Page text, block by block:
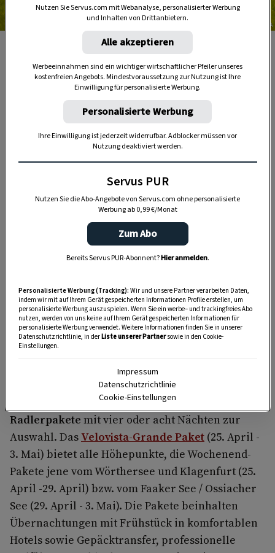
Foto: PSB MEDIA
Erfahrene Radguides führen einen charmant entlang der
gesamten Velovista-Strecke.
Auf autofreien Routen durch Kärnten radeln
Der Auftakt von Velovista setzt ein starkes
Zeichen:Ein autofreier Tag am Wörthersee
eine abwechslungsreiche Entdeckungsreise
Seenschleife startet. Im zweiten Teil spannt
Velovista den Bogen weiter: Von Klagenfurt
beziehungsweise vom türkisfarbenen Faaker See
aus führt die Route entlang des Alpe-Adria-
slowenischen Planica. Den stimmungsvollen
Abschluss bildet eine Fahrt rund um den
ebenfalls autofreien Ossiacher See – ein Finale,
das Naturerlebnis und entschleunigtes
Radfahren eindrucksvoll verbindet.
Für die Teilnahme an Velovista gibt es von
Kärnten Radreisendrei attraktive
Radlerpakete mit vier oder acht Nächten zur
Auswahl. DasVelovista-Grande Paket (25. April -
3. Mai) bietet alle Höhepunkte, die Wochenend-
Pakete jene vom Wörthersee und Klagenfurt (25.
April -29. April) bzw. vom Faaker See / Ossiacher
See (29. April - 3. Mai). Die Pakete beinhalten
Übernachtungen mit Frühstück in komfortablen
Hotels sowie Gepäcktransfer, professionelle
Nutzen Sie Servus.com mit Webanalyse, personalisierter Werbung
und Inhalten von Drittanbietern.
Alle akzeptieren
Werbeeinnahmen sind ein wichtiger wirtschaftlicher Pfeiler unseres
kostenfreien Angebots. Mindestvoraussetzung zur Nutzung ist Ihre
Einwilligung für personalisierte Werbung.
Personalisierte Werbung
Ihre Einwilligung ist jederzeit widerrufbar. Adblocker müssen vor
Nutzung deaktiviert werden.
Servus PUR
Nutzen Sie die Abo-Angebote von Servus.com ohne personalisierte
Werbung ab 0,99 €/Monat
Zum Abo
Bereits Servus PUR-Abonnent?Hier anmelden.
Personalisierte Werbung (Tracking): Wir und unsere Partner verarbeiten Daten,
indem wir mit auf Ihrem Gerät gespeicherten Informationen Profile erstellen, um
personalisierte Werbung auszuspielen. Wenn Sie ein werbe– und trackingfreies Abo
nutzen, werden von uns keine auf Ihrem Gerät gespeicherten Informationen für
personalisierte Werbung verwendet. Weitere Informationen finden Sie in unserer
Datenschutzrichtlinie, in derListe unserer Partnersowie in den Cookie-
Einstellungen.
Impressum
Datenschutzrichtlinie
Cookie-Einstellungen